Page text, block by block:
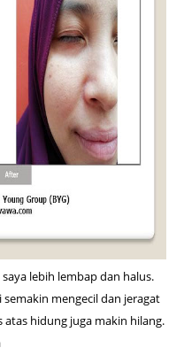
lebih lembap dan halus.
mengecil dan jeragat
atas hidung juga makin hilang.